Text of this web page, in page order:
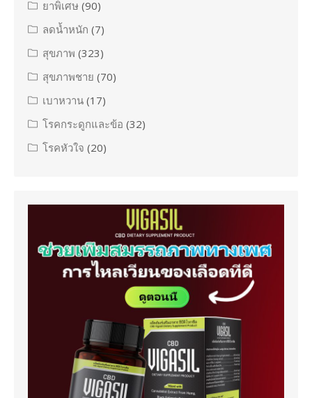
ยาพิเศษ (90)
ลดน้ำหนัก (7)
สุขภาพ (323)
สุขภาพชาย (70)
เบาหวาน (17)
โรคกระดูกและข้อ (32)
โรคหัวใจ (20)